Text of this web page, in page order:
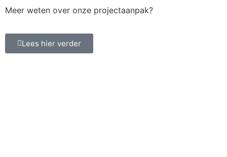
Meer weten over onze projectaanpak?
Lees hier verder